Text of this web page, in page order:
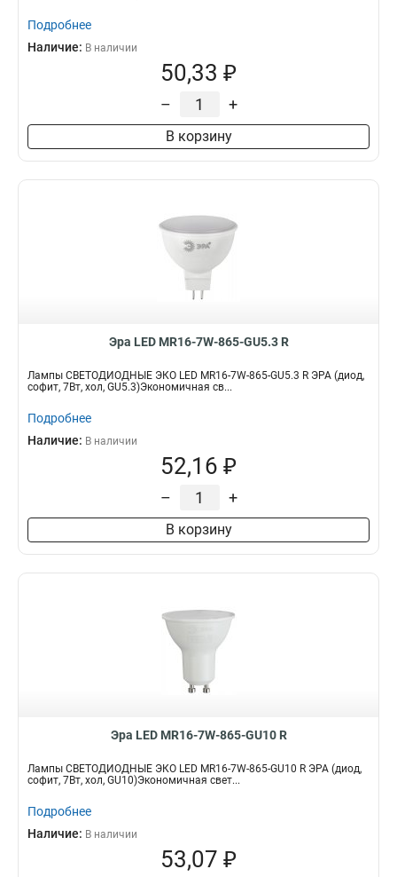
Подробнее
Наличие: В наличии
50,33 ₽
– +
В корзину
Эра LED MR16-7W-865-GU5.3 R
Лампы СВЕТОДИОДНЫЕ ЭКО LED MR16-7W-865-GU5.3 R ЭРА (диод,
софит, 7Вт, хол, GU5.3)Экономичная св...
Подробнее
Наличие: В наличии
52,16 ₽
– +
В корзину
Эра LED MR16-7W-865-GU10 R
Лампы СВЕТОДИОДНЫЕ ЭКО LED MR16-7W-865-GU10 R ЭРА (диод,
софит, 7Вт, хол, GU10)Экономичная свет...
Подробнее
Наличие: В наличии
53,07 ₽